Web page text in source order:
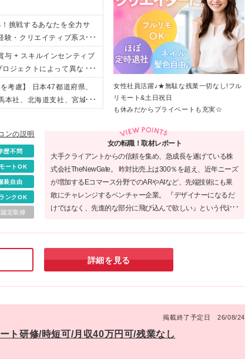
挑戦するあなたを全力サ
・クリエイティブ系スク
未経験OK！ ★若いうちか
ない…』 という未経験の方
して着実に成長できる環
ろん歓迎します！（担当
以下に１つでも当てはまる
したい ・未経験だけど新
方を盛り上げたい方 《当社
フルリモート/完全在宅ワー
） ＃世界に通用する自社
に携わるチャンスも！ ＃プ
活躍できる自分へ！
与 + スキルインセンティブ
ジェクトによって異なる
間)を含む ※エリアによっ
修期間中は下記給与とな
大阪・愛知エリア:月給20.
賞与 + スキルインセンテ
キルを考慮し決定
考慮】 日本47都道府県、
本社、北海道支社、宮城支
支店、沖縄支店、または各
トワーク実施中（プロジェ
り ★Ｕ＆Ｉターン歓迎 ★転
内全面禁煙または分煙
・マイカー通勤OK（プロ
女性社員活躍♪★無駄な残業一切なし!フル
リモート&土日祝日
も休みだからプライベートも充実☆
ンの説明
歴不問
ートOK
装自由
ンクOK
認定取得
女の転職！取材レポート
大手クライアントからの信頼を集め、急成長を遂げている株
式会社TheNewGate。 昨対比売上は300％を超え、近年ニーズ
が増加するEコマース分野でのARやAIなど、先端技術にも果
敢にチャレンジするベンチャー企業。 『デザイナーになるだ
けではなく、先進的な部分に飛び込んで欲しい』という代表
につく平均10ヶ月のカリキュラム、その後のキャリアUPで学
べることは段違いだ。
詳細を見る
掲載終了予定日 26/08/24
ト研修/時短可/月収40万円可/残業なし